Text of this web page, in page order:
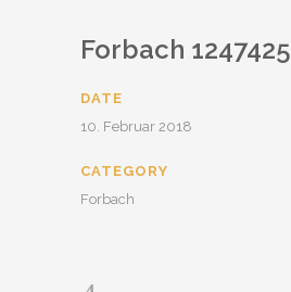
Forbach 1247425
DATE
10. Februar 2018
CATEGORY
Forbach